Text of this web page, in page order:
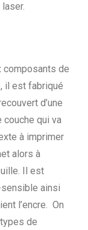
composants de
il est fabriqué
d’une
couche qui va
à imprimer
alors à
Il est
ainsi
l’encre. On
de